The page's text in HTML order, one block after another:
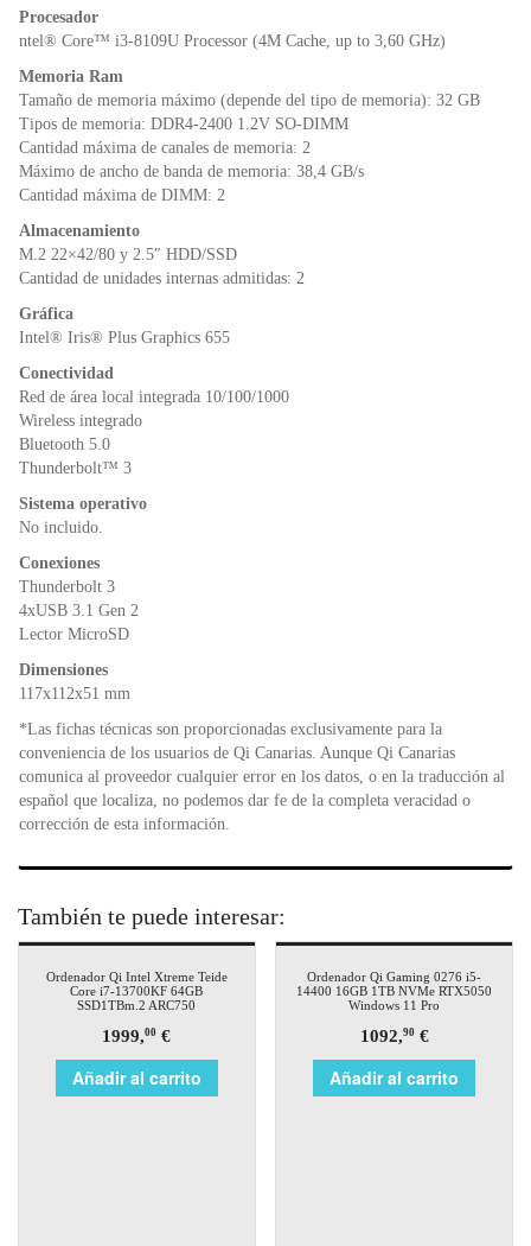
o p dl
Procesador
ntel® Core™ i3-8109U Processor (4M Cache, up to 3,60 GHz)
Memoria Ram
Tamaño de memoria máximo (depende del tipo de memoria): 32 GB
Tipos de memoria: DDR4-2400 1.2V SO-DIMM
Cantidad máxima de canales de memoria: 2
Máximo de ancho de banda de memoria: 38,4 GB/s
Cantidad máxima de DIMM: 2
Almacenamiento
M.2 22×42/80 y 2.5″ HDD/SSD
Cantidad de unidades internas admitidas: 2
Gráfica
Intel® Iris® Plus Graphics 655
Conectividad
Red de área local integrada 10/100/1000
Wireless integrado
Bluetooth 5.0
Thunderbolt™ 3
Sistema operativo
No incluido.
Conexiones
Thunderbolt 3
4xUSB 3.1 Gen 2
Lector MicroSD
Dimensiones
117x112x51 mm
*Las fichas técnicas son proporcionadas exclusivamente para la
conveniencia de los usuarios de Qi Canarias. Aunque Qi Canarias
comunica al proveedor cualquier error en los datos, o en la traducción al
español que localiza, no podemos dar fe de la completa veracidad o
corrección de esta información.
También te puede interesar:
Ordenador Qi Intel Xtreme Teide
Core i7-13700KF 64GB
SSD1TBm.2 ARC750
1999,00 €
Añadir al carrito
Ordenador Qi Gaming 0276 i5-
14400 16GB 1TB NVMe RTX5050
Windows 11 Pro
1092,90€
Añadir al carrito